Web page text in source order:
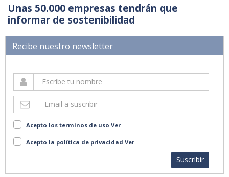
Unas 50.000 empresas tendrán que
informar de sostenibilidad
Recibe nuestro newsletter
Acepto los terminos de uso Ver
Acepto la política de privacidad Ver
Suscribir